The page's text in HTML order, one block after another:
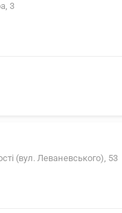
3
(вул. Леваневського), 53